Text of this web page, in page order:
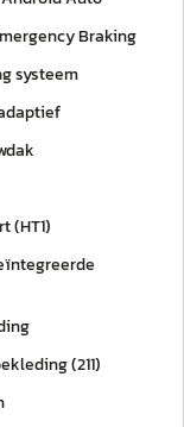
Braking
systeem
(HT1)
(211)